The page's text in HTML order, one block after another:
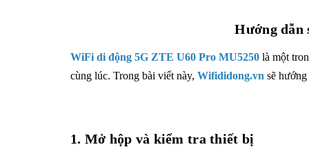
Hướng dẫn
WiFi di động 5G ZTE U60 Pro MU5250 là một
cùng lúc. Trong bài viết này, Wifididong.vn sẽ
1. Mở hộp và kiểm tra thiết bị